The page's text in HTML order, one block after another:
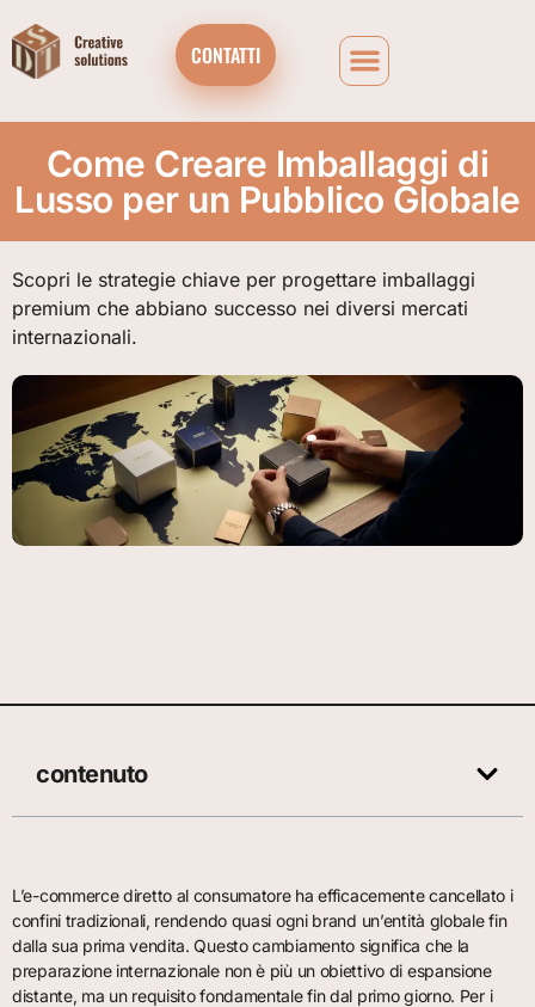
CONTATTI
Come Creare Imballaggi di
Lusso per un Pubblico Globale
Scopri le strategie chiave per progettare imballaggi
premium che abbiano successo nei diversi mercati
internazionali.
contenuto
L’e-commerce diretto al consumatore ha efficacemente cancellato i
confini tradizionali, rendendo quasi ogni brand un’entità globale fin
dalla sua prima vendita. Questo cambiamento significa che la
preparazione internazionale non è più un obiettivo di espansione
distante, ma un requisito fondamentale fin dal primo giorno. Per i